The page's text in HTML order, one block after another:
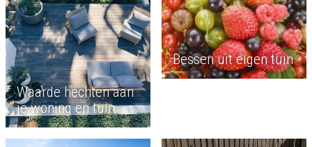
Waarde hechten aan
je woning en tuin
Bessen uit eigen tuin